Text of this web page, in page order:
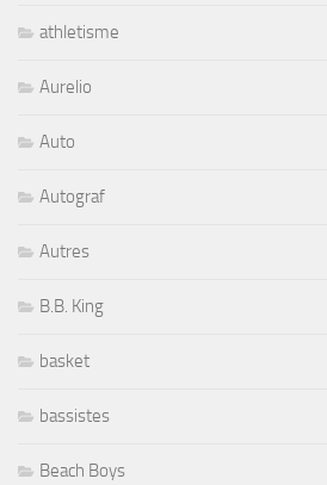
athletisme
Aurelio
Auto
Autograf
Autres
B.B. King
basket
bassistes
Beach Boys